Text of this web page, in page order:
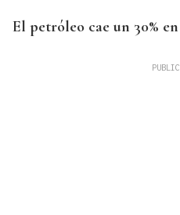
El petróleo cae un 30%